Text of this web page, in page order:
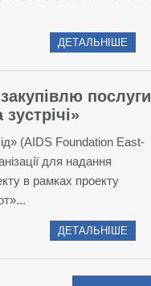
ДЕТАЛЬНІШЕ
послуги
(AIDS Foundation East-
для надання
в рамках проекту
ДЕТАЛЬНІШЕ